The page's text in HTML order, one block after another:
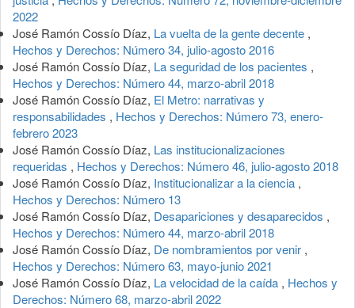
2022
José Ramón Cossío Díaz, La vuelta de la gente decente ,
Hechos y Derechos: Número 34, julio-agosto 2016
José Ramón Cossío Díaz, La seguridad de los pacientes ,
Hechos y Derechos: Número 44, marzo-abril 2018
José Ramón Cossío Díaz, El Metro: narrativas y
responsabilidades , Hechos y Derechos: Número 73, enero-
febrero 2023
José Ramón Cossío Díaz, Las institucionalizaciones
requeridas , Hechos y Derechos: Número 46, julio-agosto 2018
José Ramón Cossío Díaz, Institucionalizar a la ciencia ,
Hechos y Derechos: Número 13
José Ramón Cossío Díaz, Desapariciones y desaparecidos ,
Hechos y Derechos: Número 44, marzo-abril 2018
José Ramón Cossío Díaz, De nombramientos por venir ,
Hechos y Derechos: Número 63, mayo-junio 2021
José Ramón Cossío Díaz, La velocidad de la caída , Hechos y
Derechos: Número 68, marzo-abril 2022